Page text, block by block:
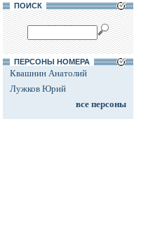
ПОИСК
ПЕРСОНЫ НОМЕРА
Квашнин Анатолий
Лужков Юрий
все персоны